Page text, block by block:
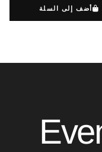
أضف إلى السلة